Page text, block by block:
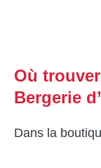
Où
Bergerie
Dans la